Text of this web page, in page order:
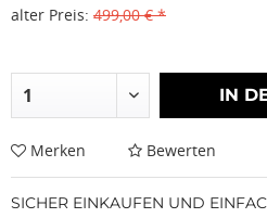
alter Preis: 499,00 € *
IN
Merken Bewerten
SICHER EINKAUFEN UND